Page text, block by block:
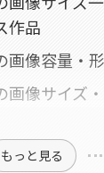
作品
像容量・
像サイズ
もっと見る